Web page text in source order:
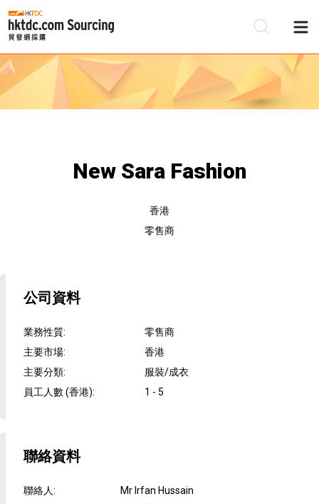
New Sara Fashion
香港
零售商
公司資料
業務性質:
零售商
主要市場:
香港
主要分類:
服裝/成衣
員工人數 (香港): 1 - 5
聯絡資料
聯絡人:
Mr Irfan Hussain